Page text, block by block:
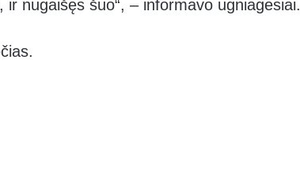
nugaišęs šuo“, – informavo ugniagesiai.